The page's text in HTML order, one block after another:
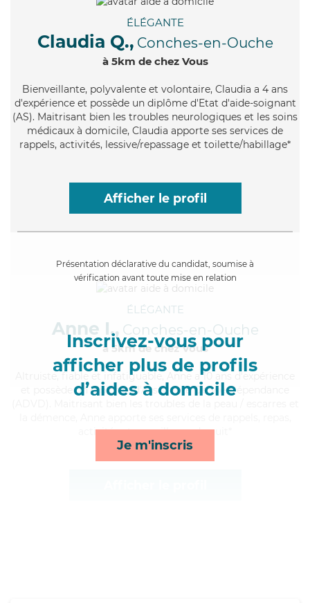
ÉLÉGANTE
Claudia Q., Conches-en-Ouche
à 5km de chez Vous
Bienveillante, polyvalente et volontaire, Claudia a 4 ans
d'expérience et possède un diplôme d'Etat d'aide-soignant
(AS). Maitrisant bien les troubles neurologiques et les soins
médicaux à domicile, Claudia apporte ses services de
rappels, activités, lessive/repassage et toilette/habillage*
Afficher le profil
Présentation déclarative du candidat, soumise à
vérification avant toute mise en relation
Inscrivez-vous pour
afficher plus de profils
d’aides à domicile
Je m'inscris
ÉLÉGANTE
Anne I., Conches-en-Ouche
à 5km de chez Vous
, fiable et infatiguable, Anne a 10 ans d'expérience
et possède un diplôme d'Assistante De Vie Dépendance
activités et surveillance de nuit*